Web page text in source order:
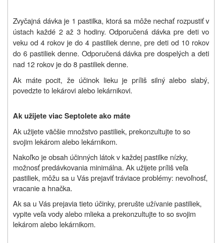
Zvyčajná dávka je 1 pastilka, ktorá sa môže nechať rozpustiť v
ústach každé 2 až 3 hodiny. Odporučená dávka pre deti vo
veku od 4 rokov je do 4 pastiliek denne, pre deti od 10 rokov
do 6 pastiliek denne. Odporučená dávka pre dospelých a deti
nad 12 rokov je do 8 pastiliek denne.
Ak máte pocit, že účinok lieku je príliš silný alebo slabý,
povedzte to lekárovi alebo lekárnikovi.
Ak užijete viac Septolete ako máte
Ak užijete väčšie množstvo pastiliek, prekonzultujte to so
svojim lekárom alebo lekárnikom.
Nakoľko je obsah účinných látok v každej pastilke nízky,
možnosť predávkovania minimálna. Ak užijete príliš veľa
pastiliek, môžu sa u Vás prejaviť tráviace problémy: nevoľnosť,
vracanie a hnačka.
Ak sa u Vás prejavia tieto účinky, prerušte užívanie pastiliek,
vypite veľa vody alebo mlieka a prekonzultujte to so svojim
lekárom alebo lekárnikom.